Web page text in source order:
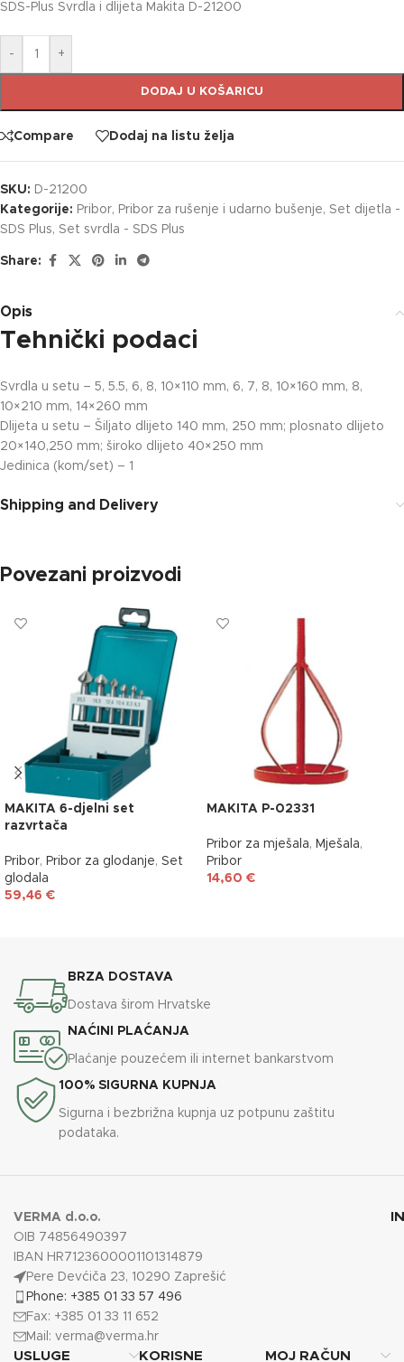
SDS-Plus Svrdla i dlijeta Makita D-21200
- +
DODAJ U KOŠARICU
Compare Dodaj na listu želja
SKU: D-21200
Kategorije: Pribor, Pribor za rušenje i udarno bušenje, Set dijetla -
SDS Plus, Set svrdla - SDS Plus
Share:
Opis
Tehnički podaci
Svrdla u setu – 5, 5.5, 6, 8, 10×110 mm, 6, 7, 8, 10×160 mm, 8,
10×210 mm, 14×260 mm
Dlijeta u setu – Šiljato dlijeto 140 mm, 250 mm; plosnato dlijeto
20×140,250 mm; široko dlijeto 40×250 mm
Jedinica (kom/set) – 1
Shipping and Delivery
Povezani proizvodi
MAKITA 6-djelni set
razvrtača
Pribor, Pribor za glodanje, Set
glodala
59,46 €
MAKITA P-02331
Pribor za mješala, Mješala,
Pribor
14,60 €
BRZA DOSTAVA
Dostava širom Hrvatske
NAĆINI PLAĆANJA
Plaćanje pouzećem ili internet bankarstvom
100% SIGURNA KUPNJA
Sigurna i bezbrižna kupnja uz potpunu zaštitu
podataka.
VERMA d.o.o.
OIB 74856490397
IBAN HR7123600001101314879
Pere Devćiča 23, 10290 Zaprešić
Phone: +385 01 33 57 496
Fax: +385 01 33 11 652
Mail: verma@verma.hr
USLUGE KORISNE MOJ RAČUN